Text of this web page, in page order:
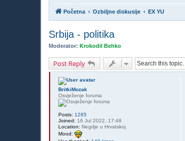
Početna Ozbiljne diskusije EX YU
Srbija - politika
Moderator: Krokodil Behko
Post Reply
BritkiMozak
Osvježenje foruma
Posts: 1265
Joined: 16 Jul 2022, 17:48
Location: Negdje u Hrvatskoj
Mood: